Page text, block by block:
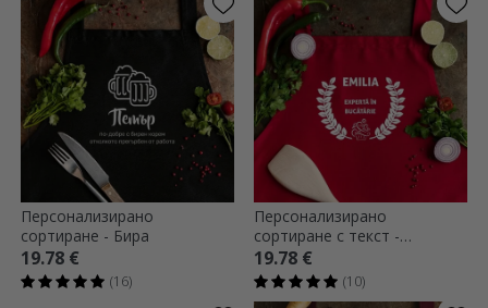
Персонализирано
сортиране - Бира
19.78 €
(16)
Персонализирано
сортиране с текст -
Кухненски експерт
19.78 €
(10)